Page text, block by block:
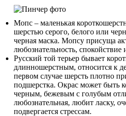
Мопс – маленькая
шерстью серого, белого или
черная маска. Мопсу присуща
любознательность, спокойствие
Русский той терьер бывает
длинношерстным, относится к
первом случае шерсть плотно
подшерстка. Окрас может быть
черным, бежевым с голубым
любознательная, любит ласку,
подвергается стрессам.